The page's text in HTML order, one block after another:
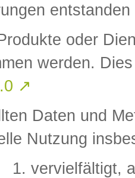
oder
werden.
↗
Daten und
Nutzung
vervielfältigt,